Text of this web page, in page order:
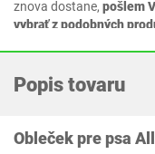
znova dostane, pošlem
vybrať z podobných
Popis tovaru
Obleček pre psa